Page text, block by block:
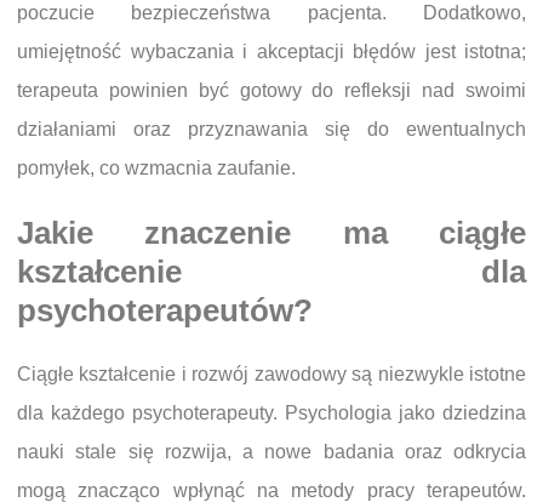
poczucie bezpieczeństwa pacjenta. Dodatkowo,
umiejętność wybaczania i akceptacji błędów jest istotna;
terapeuta powinien być gotowy do refleksji nad swoimi
działaniami oraz przyznawania się do ewentualnych
pomyłek, co wzmacnia zaufanie.
Jakie znaczenie ma ciągłe
kształcenie dla
psychoterapeutów?
Ciągłe kształcenie i rozwój zawodowy są niezwykle istotne
dla każdego psychoterapeuty. Psychologia jako dziedzina
nauki stale się rozwija, a nowe badania oraz odkrycia
mogą znacząco wpłynąć na metody pracy terapeutów.